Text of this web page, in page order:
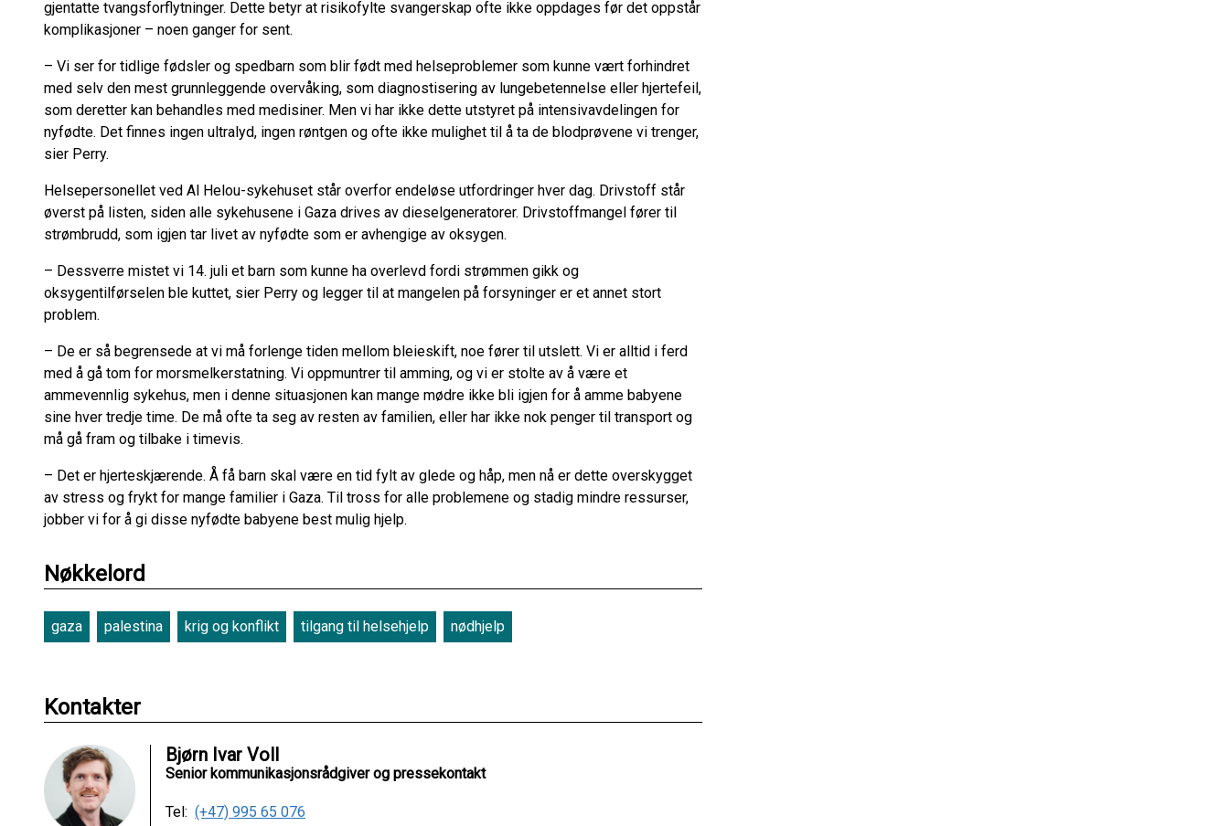
gjentatte tvangsforflytninger. Dette betyr at risikofylte svangerskap ofte ikke oppdages før det oppstår
komplikasjoner – noen ganger for sent.
– Vi ser for tidlige fødsler og spedbarn som blir født med helseproblemer som kunne vært forhindret
med selv den mest grunnleggende overvåking, som diagnostisering av lungebetennelse eller hjertefeil,
som deretter kan behandles med medisiner. Men vi har ikke dette utstyret på intensivavdelingen for
nyfødte. Det finnes ingen ultralyd, ingen røntgen og ofte ikke mulighet til å ta de blodprøvene vi trenger,
sier Perry.
Helsepersonellet ved Al Helou-sykehuset står overfor endeløse utfordringer hver dag. Drivstoff står
øverst på listen, siden alle sykehusene i Gaza drives av dieselgeneratorer. Drivstoffmangel fører til
strømbrudd, som igjen tar livet av nyfødte som er avhengige av oksygen.
– Dessverre mistet vi 14. juli et barn som kunne ha overlevd fordi strømmen gikk og
oksygentilførselen ble kuttet, sier Perry og legger til at mangelen på forsyninger er et annet stort
problem.
– De er så begrensede at vi må forlenge tiden mellom bleieskift, noe fører til utslett. Vi er alltid i ferd
med å gå tom for morsmelkerstatning. Vi oppmuntrer til amming, og vi er stolte av å være et
ammevennlig sykehus, men i denne situasjonen kan mange mødre ikke bli igjen for å amme babyene
sine hver tredje time. De må ofte ta seg av resten av familien, eller har ikke nok penger til transport og
må gå fram og tilbake i timevis.
– Det er hjerteskjærende. Å få barn skal være en tid fylt av glede og håp, men nå er dette overskygget
av stress og frykt for mange familier i Gaza. Til tross for alle problemene og stadig mindre ressurser,
jobber vi for å gi disse nyfødte babyene best mulig hjelp.
Nøkkelord
gaza palestina krig og konflikt tilgang til helsehjelp nødhjelp
Kontakter
Bjørn Ivar Voll
Senior kommunikasjonsrådgiver og pressekontakt
Tel: (+47) 995 65 076